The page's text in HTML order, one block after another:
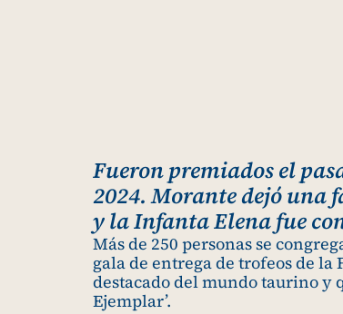
Fueron premiados el
2024. Morante dejó una
y la Infanta Elena fue
Más de 250 personas se
gala de entrega de trofeos de
destacado del mundo taurino y
Ejemplar’.